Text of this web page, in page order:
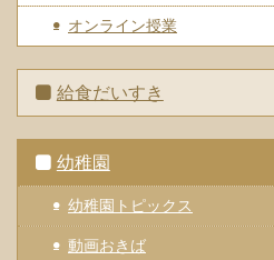
オンライン授業
給食だいすき
幼稚園
幼稚園トピックス
動画おきば